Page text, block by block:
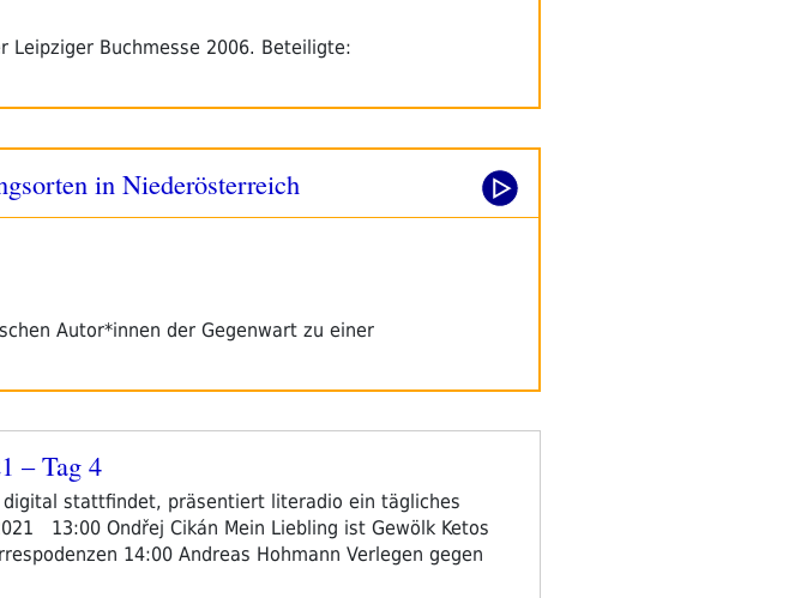
Leipziger Buchmesse 2006. Beteiligte:
in Niederösterreich
Autor*innen der Gegenwart zu einer
– Tag 4
digital stattfindet, präsentiert literadio ein tägliches
13:00 Ondřej Cikán Mein Liebling ist Gewölk Ketos
14:00 Andreas Hohmann Verlegen gegen